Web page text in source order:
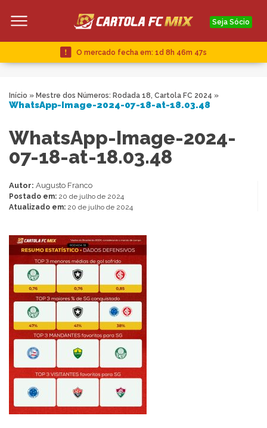
Seja Sócio
O mercado fecha em: 1d 8h 46m 46s
Início » Mestre dos Números: Rodada 18, Cartola FC 2024 »
WhatsApp-Image-2024-07-18-at-18.03.48
WhatsApp-Image-2024-
07-18-at-18.03.48
Autor: Augusto Franco
Postado em: 20 de julho de 2024
Atualizado em: 20 de julho de 2024